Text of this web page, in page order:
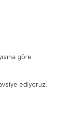
göre
ediyoruz.